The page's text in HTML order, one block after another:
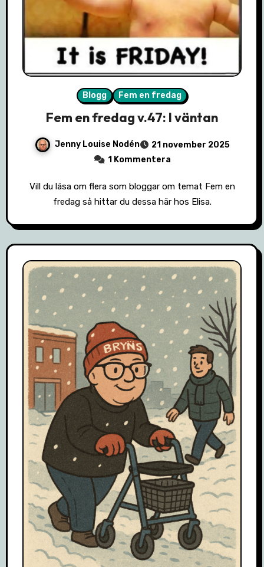
Blogg Fem en fredag
Fem en fredag v.47: I väntan
Jenny Louise Nodén
21 november 2025
1 Kommentera
Vill du läsa om flera som bloggar om temat Fem en
fredag så hittar du dessa här hos Elisa.